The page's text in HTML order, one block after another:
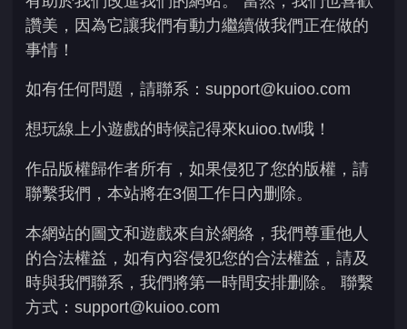
讚美，因為它讓我們有動力繼續做我們正在做的
事情！
如有任何問題，請聯系： support@kuioo.com
想玩線上小遊戲的時候記得來kuioo.tw哦！
作品版權歸作者所有，如果侵犯了您的版權，請
聯繫我們，本站將在3個工作日內删除。
本網站的圖文和遊戲來自於網絡，我們尊重他人
的合法權益，如有內容侵犯您的合法權益，請及
時與我們聯系，我們將第一時間安排删除。 聯繫
方式： support@kuioo.com